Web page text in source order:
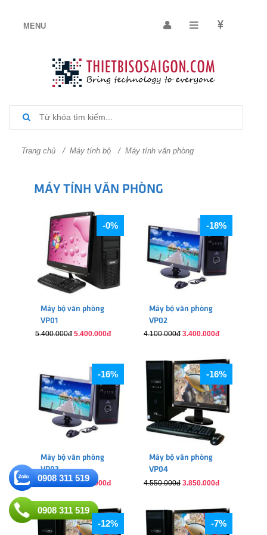
Trang chủ / Máy tính bộ / Máy tính văn phòng
MÁY TÍNH VĂN PHÒNG
-0%
Máy bộ văn phòng
VP01
5.400.000đ 5.400.000đ
-18%
Máy bộ văn phòng
VP02
4.100.000đ 3.400.000đ
-16%
Máy bộ văn phòng
VP03
4.350.000đ 3.680.000đ
-16%
Máy bộ văn phòng
VP04
4.550.000đ 3.850.000đ
-12% -7%
0908 311 519
0908 311 519